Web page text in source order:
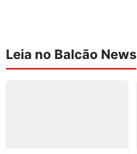
Leia no Balcão News